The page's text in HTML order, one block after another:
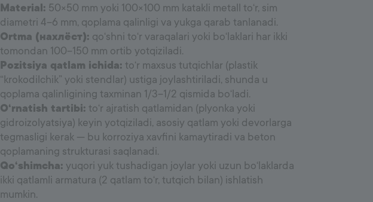
Material: 50×50 mm yoki 100×100 mm katakli metall to‘r, sim
diametri 4–6 mm, qoplama qalinligi va yukga qarab tanlanadi.
Ortma (нахлёст): qo‘shni to‘r varaqalari yoki bo‘laklari har ikki
tomondan 100–150 mm ortib yotqiziladi.
Pozitsiya qatlam ichida: to‘r maxsus tutqichlar (plastik
“krokodilchik” yoki stendlar) ustiga joylashtiriladi, shunda u
qoplama qalinligining taxminan 1/3–1/2 qismida bo‘ladi.
O‘rnatish tartibi: to‘r ajratish qatlamidan (plyonka yoki
gidroizolyatsiya) keyin yotqiziladi, asosiy qatlam yoki devorlarga
tegmasligi kerak — bu korroziya xavfini kamaytiradi va beton
qoplamaning strukturasi saqlanadi.
Qo‘shimcha: yuqori yuk tushadigan joylar yoki uzun bo‘laklarda
ikki qatlamli armatura (2 qatlam to‘r, tutqich bilan) ishlatish
mumkin.